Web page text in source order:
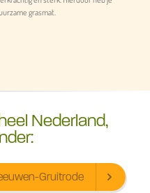
grasmat.
Nederland,
Gruitrode